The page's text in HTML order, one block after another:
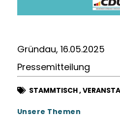
Gründau, 16.05.2025
Pressemitteilung
STAMMTISCH,
Unsere Themen